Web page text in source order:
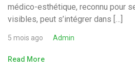
médico-esthétique, reconnu pour
visibles, peut s’intégrer dans […]
5 mois ago Admin
Read More